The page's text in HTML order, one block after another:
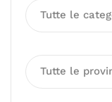
Tutte le
Tutte le